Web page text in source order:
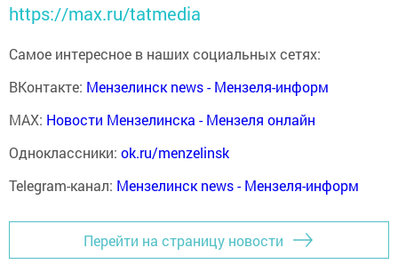
https://max.ru/tatmedia
Самое интересное в наших социальных сетях:
ВКонтакте: Мензелинск news - Мензеля-информ
MAX: Новости Мензелинска - Мензеля онлайн
Одноклассники: ok.ru/menzelinsk
Telegram-канал: Мензелинск news - Мензеля-информ
Перейти на страницу новости